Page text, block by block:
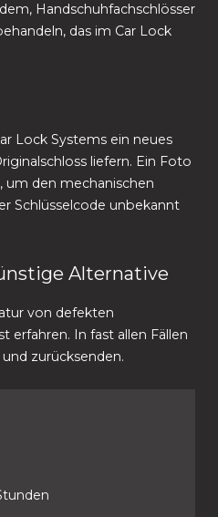
Handschuhfachschlösser
das im Car Lock
Lock Systems ein neues
liefern. Ein Foto
um den mechanischen
Schlüsselcode unbekannt
Alternative
von defekten
erfahren. In fast allen Fällen
zurücksenden.